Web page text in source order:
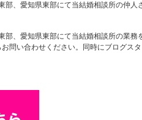
、愛知県東部にて当結婚相談所の仲人
、愛知県東部にて当結婚相談所の業務
問い合わせください。同時にブログスタ